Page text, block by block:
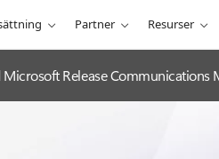
Partner Resurser
Release Communications